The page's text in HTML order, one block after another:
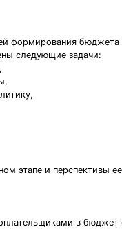
формирования бюджета
следующие задачи:
этапе и перспективы
в бюджет